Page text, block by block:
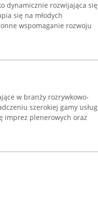
dynamicznie rozwijająca się
się na młodych
wspomaganie rozwoju
w branży rozrywkowo-
szerokiej gamy usług
imprez plenerowych oraz